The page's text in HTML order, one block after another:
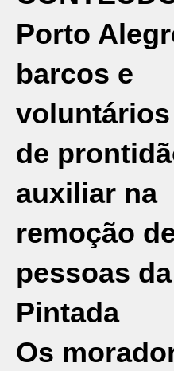
Porto
barcos e
de
auxiliar na
remoção
pessoas
Pintada
Os